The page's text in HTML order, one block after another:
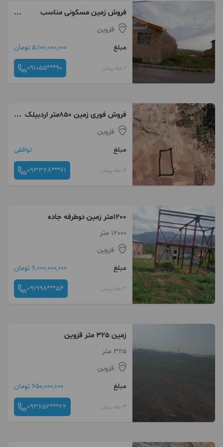
فروش زمین مسکونی مناسب
ویلاسازی در آشنستان
قزوین
مبلغ
5,100,000,000 تومان
2 ماه پیش 091055***90
فروش فوری زمین ۸۵۰متر اردبیلک
قزوین | سرمایه‌گذاری مطمئن،
قزوین
مبلغ
توافقی
3 ماه پیش 093328***61
1200متر زمین دوطرفه جاده
12000 متر
قزوین
مبلغ
6,000,000,000 تومان
3 ماه پیش 091998***54
زمین 325 متر قزوین
325 متر
قزوین
مبلغ
650,000,000 تومان
3 ماه پیش 093652***22